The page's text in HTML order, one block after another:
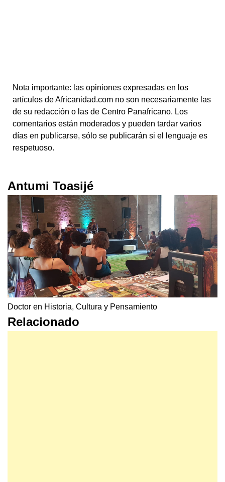
Nota importante: las opiniones expresadas en los
artículos de Africanidad.com no son necesariamente las
de su redacción o las de Centro Panafricano. Los
comentarios están moderados y pueden tardar varios
días en publicarse, sólo se publicarán si el lenguaje es
respetuoso.
Antumi Toasijé
Doctor en Historia, Cultura y Pensamiento
Relacionado